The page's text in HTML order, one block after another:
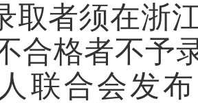
取者须在浙
合格者不予
联合会发